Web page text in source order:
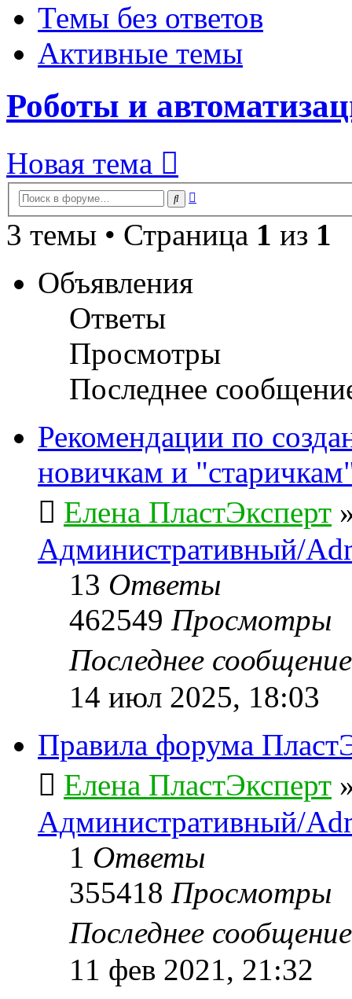
Темы без ответов
Активные темы
Роботы и
Новая тема
Поиск
3 темы • Страница 1 из 1
Объявления
Ответы
Просмотры
Последнее
Рекомендации по
новичкам и
Елена ПластЭксперт
Административный/
13 Ответы
462549 Просмотры
Последнее
14 июл 2025, 18:03
Правила форума
Елена ПластЭксперт
Административный/
1 Ответы
355418 Просмотры
Последнее
11 фев 2021, 21:32